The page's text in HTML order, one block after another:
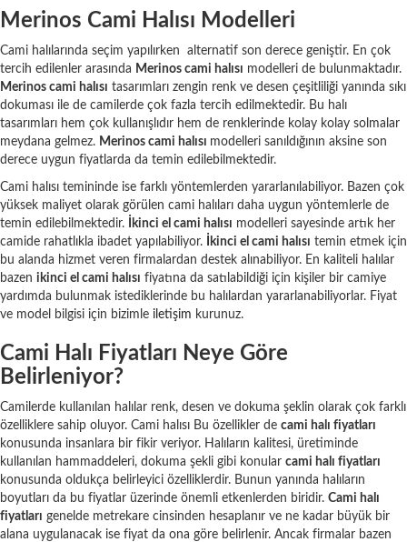
Merinos Cami Halısı Modelleri
Cami halılarında seçim yapılırken alternatif son derece geniştir. En çok
tercih edilenler arasında Merinos cami halısı modelleri de bulunmaktadır.
Merinos cami halısı tasarımları zengin renk ve desen çeşitliliği yanında sıkı
dokuması ile de camilerde çok fazla tercih edilmektedir. Bu halı
tasarımları hem çok kullanışlıdır hem de renklerinde kolay kolay solmalar
meydana gelmez. Merinos cami halısı modelleri sanıldığının aksine son
derece uygun fiyatlarda da temin edilebilmektedir.
Cami halısı temininde ise farklı yöntemlerden yararlanılabiliyor. Bazen çok
yüksek maliyet olarak görülen cami halıları daha uygun yöntemlerle de
temin edilebilmektedir.
İkinci el cami halısı modelleri sayesinde artık her
camide rahatlıkla ibadet yapılabiliyor.
İkinci el cami halısı temin etmek için
bu alanda hizmet veren firmalardan destek alınabiliyor. En kaliteli halılar
bazen ikinci el cami halısı fiyatına da satılabildiği için kişiler bir camiye
yardımda bulunmak istediklerinde bu halılardan yararlanabiliyorlar. Fiyat
ve model bilgisi için bizimle iletişim kurunuz.
Cami Halı Fiyatları Neye Göre
Belirleniyor?
Camilerde kullanılan halılar renk, desen ve dokuma şeklin olarak çok farklı
özelliklere sahip oluyor. Cami halısı Bu özellikler de cami halı fiyatları
konusunda insanlara bir fikir veriyor. Halıların kalitesi, üretiminde
kullanılan hammaddeleri, dokuma şekli gibi konular cami halı fiyatları
konusunda oldukça belirleyici özelliklerdir. Bunun yanında halıların
boyutları da bu fiyatlar üzerinde önemli etkenlerden biridir. Cami halı
fiyatları genelde metrekare cinsinden hesaplanır ve ne kadar büyük bir
alana uygulanacak ise fiyat da ona göre belirlenir. Ancak firmalar bazen